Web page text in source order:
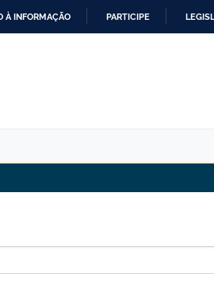
À INFORMAÇÃO PARTICIPE